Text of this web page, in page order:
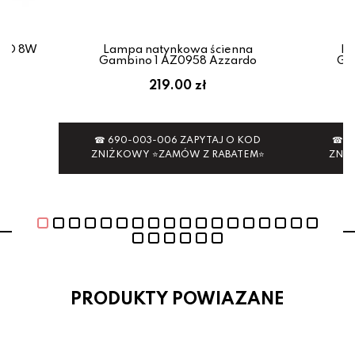
8W
Lampa natynkowa ścienna
Gambino 1 AZ0958 Azzardo
219.00 zł
☎ 690-003-006 ZAPYTAJ O KOD
ZNIŻKOWY ⭐ZAMÓW Z RABATEM⭐
☎
PRODUKTY POWIAZANE